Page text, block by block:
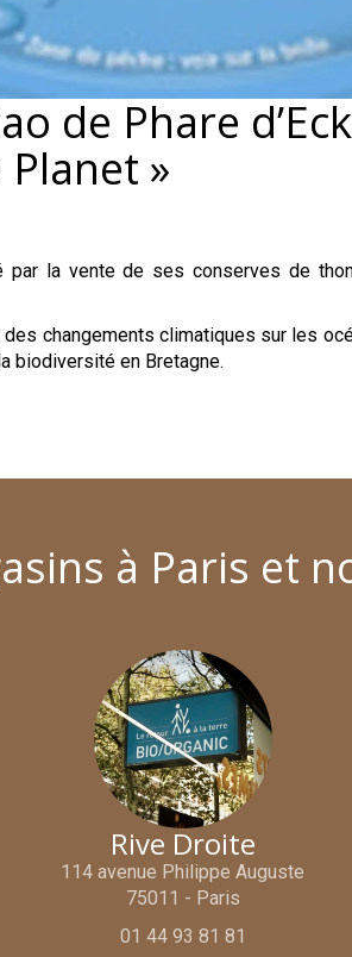
de Phare
»
par la vente de ses conserves de
changements climatiques sur les
biodiversité en Bretagne.
à Paris et
Rive Droite
114 avenue Philippe Auguste
75011 - Paris
01 44 93 81 81